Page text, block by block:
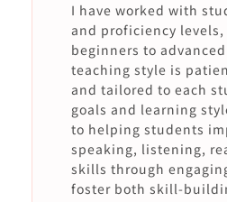
I have worked with
and proficiency
beginners to
teaching style is
and tailored to each
goals and learning
to helping students
speaking, listening,
skills through
foster both skill-